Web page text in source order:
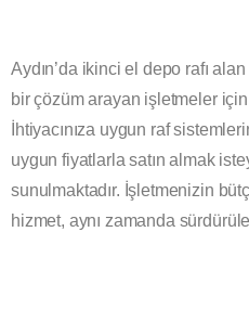
Aydın’da ikinci el depo rafı
bir çözüm arayan işletmeler
İhtiyacınıza uygun raf
uygun fiyatlarla satın almak
sunulmaktadır. İşletmenizin
hizmet, aynı zamanda